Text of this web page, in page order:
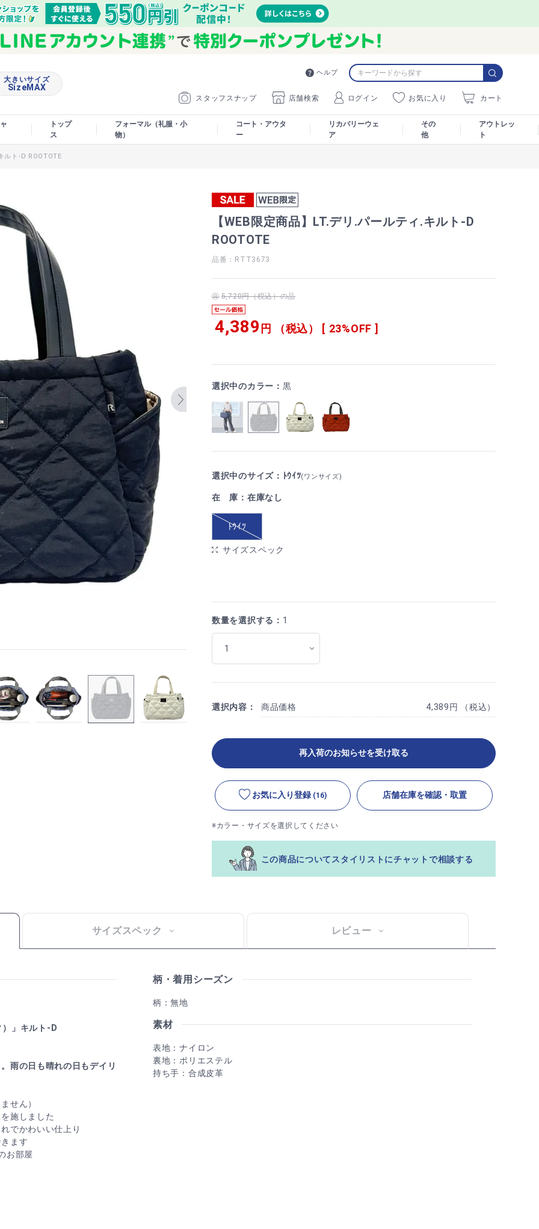
ヘルプ
スタッフスナップ 店舗検索 ログイン お気に入り カート
大きいサイズ
SizeMAX
トップ
ス
フォーマル（礼服・小
物）
コート・アウタ
ー
リカバリーウェ
ア
その
他
アウトレッ
ト
ルト-D ROOTOTE
【WEB限定商品】LT.デリ.パールティ.キルト-D
ROOTOTE
品番：RTT3673
5,720円（税込）の品
4,389 円 （税込） [ 23%OFF ]
選択中のカラー： 黒
選択中のサイズ：ﾄｳｲﾂ(ワンサイズ)
在 庫：在庫なし
ﾄｳｲﾂ
サイズスペック
数量を選択する： 1
選択内容： 商品価格 4,389円 （税込）
再入荷のお知らせを受け取る
お気に入り登録 (16) 店舗在庫を確認・取置
※カラー・サイズを選択してください
この商品についてスタイリストにチャットで相談する
サイズスペック レビュー
」キルト-D
雨の日も晴れの日もデイリ
せん）
施しました
でかわいい仕上り
ます
お部屋
柄・着用シーズン
柄：無地
素材
表地：ナイロン
裏地：ポリエステル
持ち手：合成皮革